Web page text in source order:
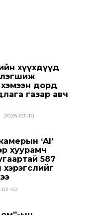
хүүхдүүд
дорд
газар авч
2026-03-10
‘AI’
хуурамч
587
хэрэгслийг
02-02